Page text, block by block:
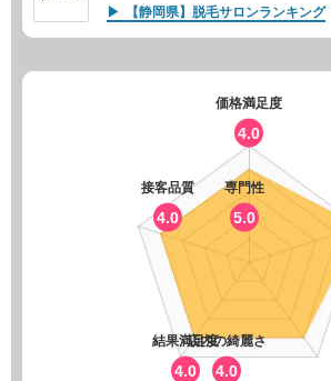
【静岡県】脱毛サロンランキング
価格満足度
4.0
専門性
5.0
店内の綺麗さ
4.0
結果満足度
4.0
接客品質
4.0